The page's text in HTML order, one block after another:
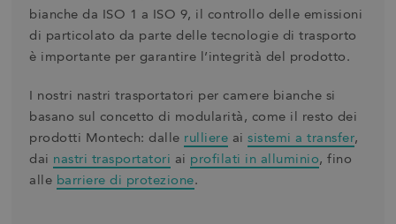
bianche da ISO 1 a ISO 9, il controllo delle emissioni
di particolato da parte delle tecnologie di trasporto
è importante per garantire l’integrità del prodotto.
I nostri nastri trasportatori per camere bianche si
basano sul concetto di modularità, come il resto dei
prodotti Montech: dalle rulliere ai sistemi a transfer,
dai nastri trasportatori ai profilati in alluminio, fino
alle barriere di protezione.